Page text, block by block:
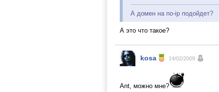
А домен на no-ip подойдет?
А это что такое?
kosa 14/02/2009
Ant, можно мне?